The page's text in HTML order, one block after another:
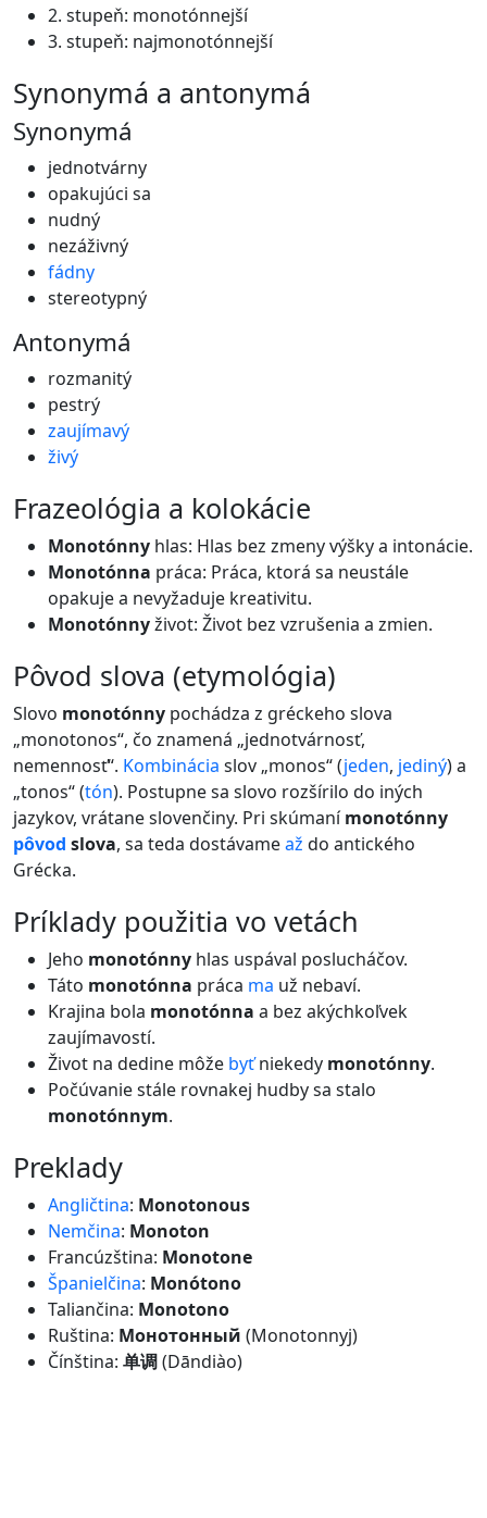
2. stupeň: monotónnejší
3. stupeň: najmonotónnejší
synonymá a antonymá
Synonymá
jednotvárny
opakujúci sa
nudný
nezáživný
fádny
stereotypný
Antonymá
rozmanitý
pestrý
zaujímavý
živý
frazeológia a kolokácie
Monotónny hlas: Hlas bez zmeny výšky a intonácie.
Monotónna práca: Práca, ktorá sa neustále
opakuje a nevyžaduje kreativitu.
Monotónnyživot: Život bez vzrušenia a zmien.
pôvod slova (etymológia)
Slovo monotónny pochádza z gréckeho slova
„monotonos“, čo znamená „jednotvárnosť,
nemennosť“. Kombinácia slov „monos“ (jeden, jediný) a
„tonos“ (tón). Postupne sa slovo rozšírilo do iných
jazykov, vrátane slovenčiny. Pri skúmanímonotónny
pôvod slova, sa teda dostávameaž do antického
Grécka.
príklady použitia vo vetách
Jeho monotónny hlas uspával poslucháčov.
Táto monotónna práca ma už nebaví.
Krajina bola monotónna a bez akýchkoľvek
zaujímavostí.
Život na dedine môže byťniekedy monotónny.
Počúvanie stále rovnakej hudby sa stalo
monotónnym.
preklady
Angličtina: Monotonous
Nemčina: Monoton
Francúzština: Monotone
Španielčina: Monótono
Taliančina: Monotono
Ruština: Монотонный (Monotonnyj)
Čínština: 单调(Dāndiào)